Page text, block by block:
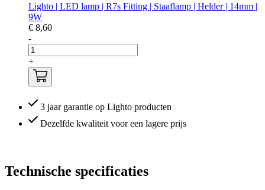
Lighto | LED lamp | R7s Fitting | Staaflamp | Helder | 14mm |
9W
€ 8,60
-
+
3 jaar garantie op Lighto producten
Dezelfde kwaliteit voor een lagere prijs
Technische specificaties